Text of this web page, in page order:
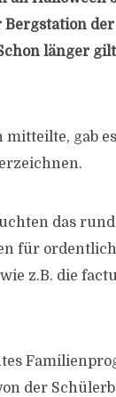
Bergstation
länger
gab
das
für
z.B. die
der